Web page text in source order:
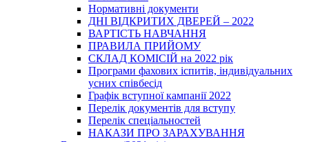
Нормативні документи
ДНІ ВІДКРИТИХ ДВЕРЕЙ – 2022
ВАРТІСТЬ НАВЧАННЯ
ПРАВИЛА ПРИЙОМУ
СКЛАД КОМІСІЙ на 2022 рік
Програми фахових іспитів, індивідуальних
усних співбесід
Графік вступної кампанії 2022
Перелік документів для вступу
Перелік спеціальностей
НАКАЗИ ПРО ЗАРАХУВАННЯ